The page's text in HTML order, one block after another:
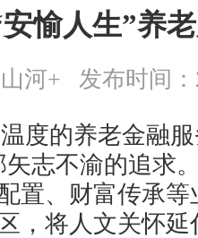
愉人生”养
河+ 发布时间：
度的养老金融
矢志不渝的追求
置、财富传承
，将人文关怀